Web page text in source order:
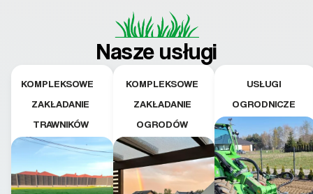
pielęgnacji trawnika
teraz i na późniejszym
etapie jest dużym
plusem. Teraz razem
z dzieckiem i małym
pięknym trawnikiem :)
A trawa robi efekt
WOW. Polecam firmę
Nasze usługi
KOMPLEKSOWE
ZAKŁADANIE
TRAWNIKÓW
KOMPLEKSOWE
ZAKŁADANIE
OGRODÓW
USŁUGI
OGRODNICZE